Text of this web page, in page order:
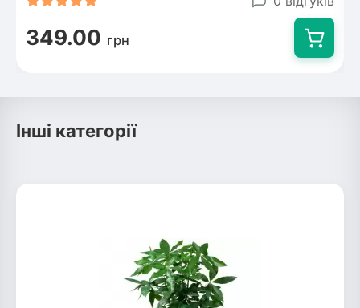
349.00 грн
Інші категорії